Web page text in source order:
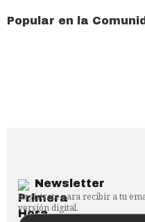
Popular en la
Newsletter
Regístrate para recibir a tu
versión digital.